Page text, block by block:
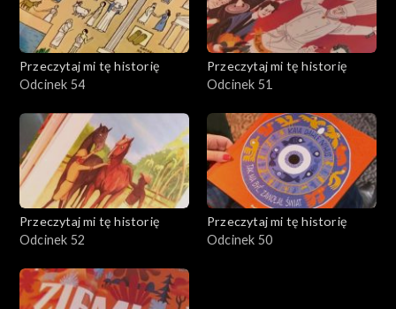
Przeczytaj mi tę historię
Odcinek 54
Przeczytaj mi tę historię
Odcinek 51
Przeczytaj mi tę historię
Odcinek 52
Przeczytaj mi tę historię
Odcinek 50